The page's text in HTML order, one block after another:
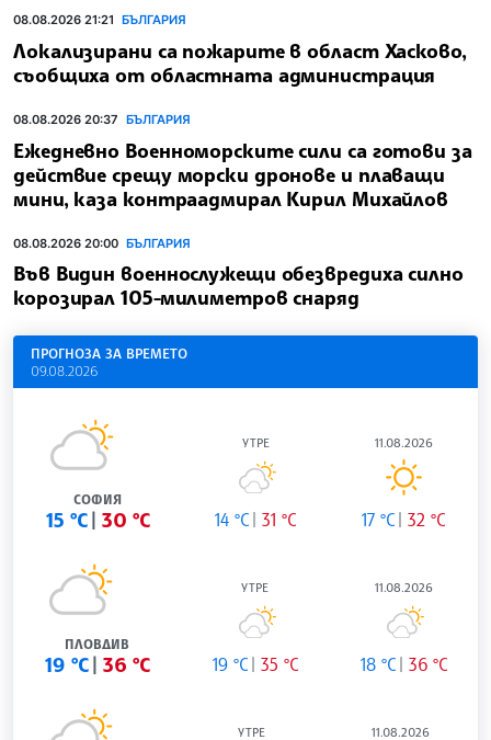
08.08.2026 21:21 БЪЛГАРИЯ
Локализирани са пожарите в област Хасково,
съобщиха от областната администрация
08.08.2026 20:37 БЪЛГАРИЯ
Ежедневно Военноморските сили са готови за
действие срещу морски дронове и плаващи
мини, каза контраадмирал Кирил Михайлов
08.08.2026 20:00 БЪЛГАРИЯ
Във Видин военнослужещи обезвредиха силно
корозирал 105-милиметров снаряд
ПРОГНОЗА ЗА ВРЕМЕТО
09.08.2026
СОФИЯ
15 °C 30 °C
УТРЕ
14 °C 31 °C
11.08.2026
17 °C 32 °C
ПЛОВДИВ
19 °C 36 °C
УТРЕ
19 °C 35 °C
11.08.2026
18 °C 36 °C
УТРЕ 11.08.2026